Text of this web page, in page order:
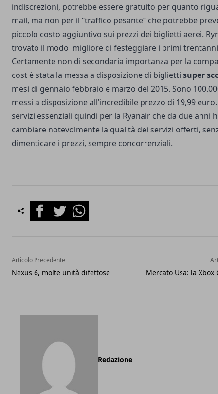
indiscrezioni, potrebbe essere gratuito per quanto
mail, ma non per il “traffico pesante” che potrebbe
piccolo costo aggiuntivo sui prezzi dei biglietti aerei.
trovato il modo migliore di festeggiare i primi
Certamente non di secondaria importanza per la
cost è stata la messa a disposizione di biglietti super
mesi di gennaio febbraio e marzo del 2015. Sono
messi a disposizione all'incredibile prezzo di 19,99
servizi essenziali quindi per la Ryanair che da due anni
cambiare notevolmente la qualità dei servizi offerti,
dimenticare i prezzi, sempre concorrenziali.
FacebookTwitterWhatsapp
Articolo Precedente
Nexus 6, molte unità difettose Mercato Usa: la Xbox
Redazione